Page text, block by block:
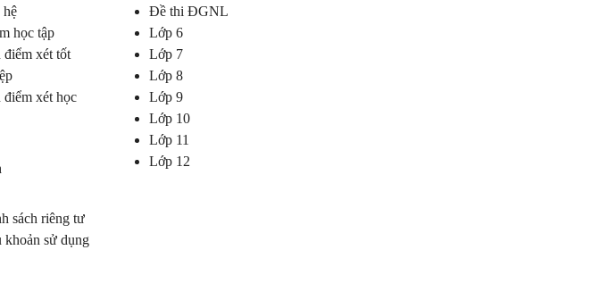
học tập
điểm xét tốt
điểm xét học
sách riêng tư
sử dụng
Đề thi ĐGNL
Lớp 6
Lớp 7
Lớp 8
Lớp 9
Lớp 10
Lớp 11
Lớp 12